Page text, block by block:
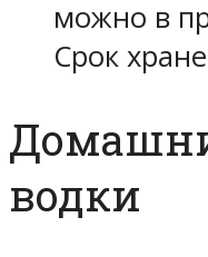
можно в
Срок
водки